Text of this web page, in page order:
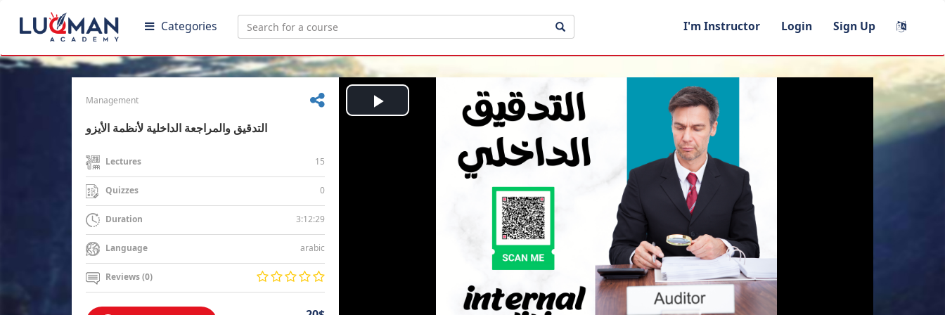
Categories I'm Instructor Login Sign Up
Management
التدقيق والمراجعة الداخلية لأنظمة الأيزو
Lectures 15
Quizzes 0
Duration 3:12:29
Language arabic
Reviews (0)
Play